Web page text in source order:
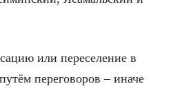
или переселение в
переговоров – иначе